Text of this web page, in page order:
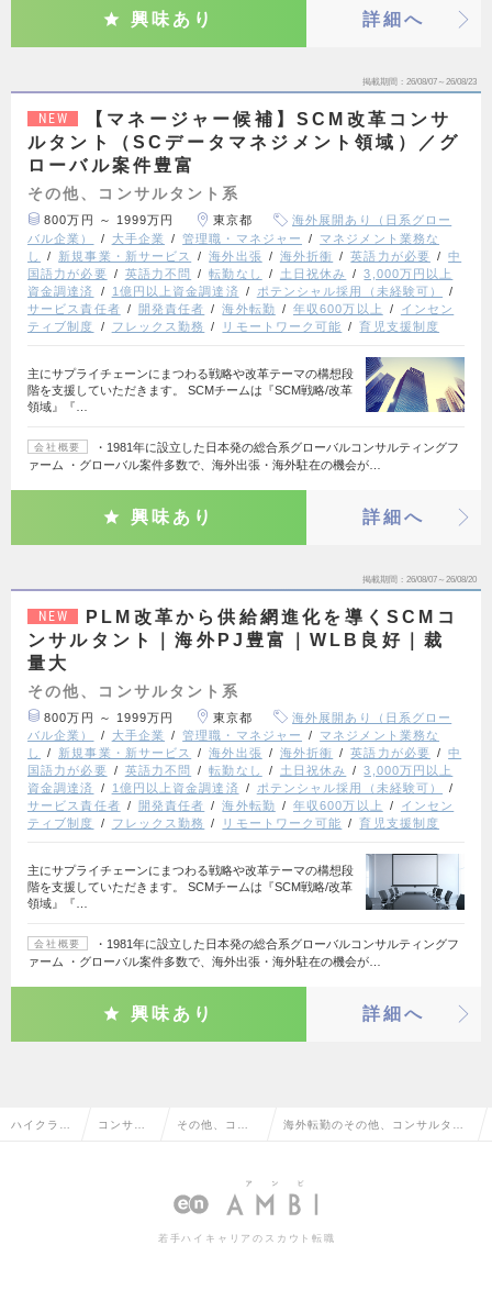
興味あり 詳細へ
掲載期間 26/08/07～26/08/23
NEW
【マネージャー候補】SCM改革コンサ
ルタント（SCデータマネジメント領域）／グ
ローバル案件豊富
その他、コンサルタント系
800万円 ～ 1999万円 東京都
海外展開あり（日系グロー
バル企業）
大手企業 管理職・マネジャー
マネジメント業務な
し
新規事業・新サービス 海外出張 海外折衝 英語力が必要
中
国語力が必要
英語力不問 転勤なし 土日祝休み
3,000万円以上
資金調達済
1億円以上資金調達済
ポテンシャル採用（未経験可）
サービス責任者
開発責任者 海外転勤 年収600万以上
インセン
ティブ制度
フレックス勤務 リモートワーク可能 育児支援制度
主にサプライチェーンにまつわる戦略や改革テーマの構想段
階を支援していただきます。 SCMチームは『SCM戦略/改革
領域』『…
会社概要
・1981年に設立した日本発の総合系グローバルコンサルティングフ
ァーム ・グローバル案件多数で、海外出張・海外駐在の機会が…
興味あり 詳細へ
掲載期間 26/08/07～26/08/20
NEW
PLM改革から供給網進化を導くSCMコ
ンサルタント｜海外PJ豊富｜WLB良好｜裁
量大
その他、コンサルタント系
800万円 ～ 1999万円 東京都
海外展開あり（日系グロー
バル企業）
大手企業 管理職・マネジャー
マネジメント業務な
し
新規事業・新サービス 海外出張 海外折衝 英語力が必要
中
国語力が必要
英語力不問 転勤なし 土日祝休み
3,000万円以上
資金調達済
1億円以上資金調達済
ポテンシャル採用（未経験可）
サービス責任者
開発責任者 海外転勤 年収600万以上
インセン
ティブ制度
フレックス勤務 リモートワーク可能 育児支援制度
主にサプライチェーンにまつわる戦略や改革テーマの構想段
階を支援していただきます。 SCMチームは『SCM戦略/改革
領域』『…
会社概要
・1981年に設立した日本発の総合系グローバルコンサルティングフ
ァーム ・グローバル案件多数で、海外出張・海外駐在の機会が…
興味あり 詳細へ
ハイクラス コンサル その他、コン 海外転勤のその他、コンサルタン
若手ハイキャリアのスカウト転職